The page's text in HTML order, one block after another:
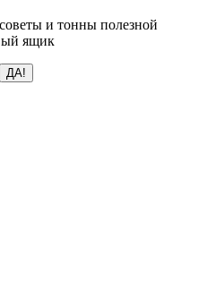
и тонны полезной
ящик
ДА!